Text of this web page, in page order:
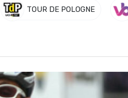
TOUR DE POLOGNE